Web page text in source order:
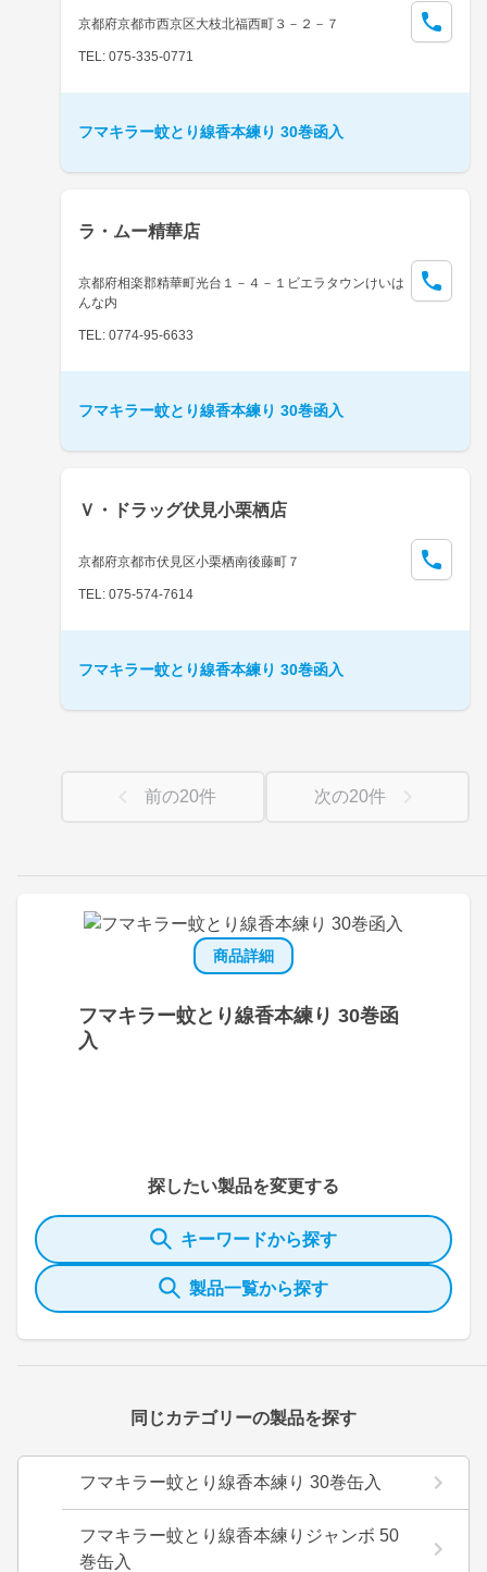
商品詳細
フマキラー蚊とり線香本練り 30巻函
入
探したい製品を変更する
キーワードから探す
製品一覧から探す
同じカテゴリーの製品を探す
フマキラー蚊とり線香本練り 30巻缶入
フマキラー蚊とり線香本練りジャンボ 50
巻缶入
京都府京都市西京区大枝北福西町３－２－７
TEL: 075-335-0771
フマキラー蚊とり線香本練り 30巻函入
ラ・ムー精華店
京都府相楽郡精華町光台１－４－１ビエラタウンけいは
んな内
TEL: 0774-95-6633
フマキラー蚊とり線香本練り 30巻函入
Ｖ・ドラッグ伏見小栗栖店
京都府京都市伏見区小栗栖南後藤町７
TEL: 075-574-7614
フマキラー蚊とり線香本練り 30巻函入
前の20件 次の20件